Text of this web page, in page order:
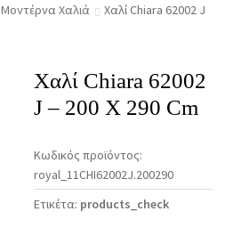
Μοντέρνα Χαλιά
Χαλί Chiara 62002 J
Χαλί Chiara 62002
J – 200 X 290 Cm
Κωδικός προϊόντος:
royal_11CHI62002J.200290
Ετικέτα: products_check